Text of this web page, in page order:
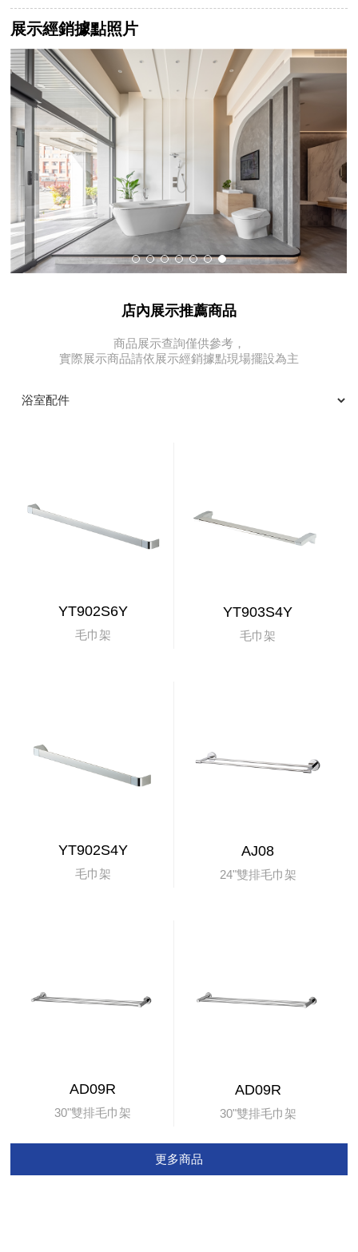
展示經銷據點照片
店內展示推薦商品
商品展示查詢僅供參考，
實際展示商品請依展示經銷據點現場擺設為主
YT902S6Y
毛巾架
YT903S4Y
毛巾架
YT902S4Y
毛巾架
AJ08
24"雙排毛巾架
AD09R
30"雙排毛巾架
AD09R
30"雙排毛巾架
更多商品